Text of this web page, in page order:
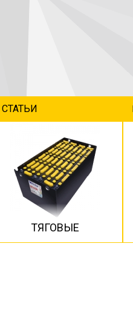
СТАТЬИ
ТЯГОВЫЕ